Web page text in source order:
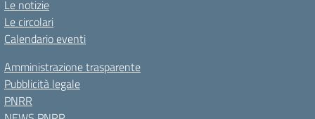
Le notizie
Le circolari
Calendario eventi
Amministrazione trasparente
Pubblicità legale
PNRR